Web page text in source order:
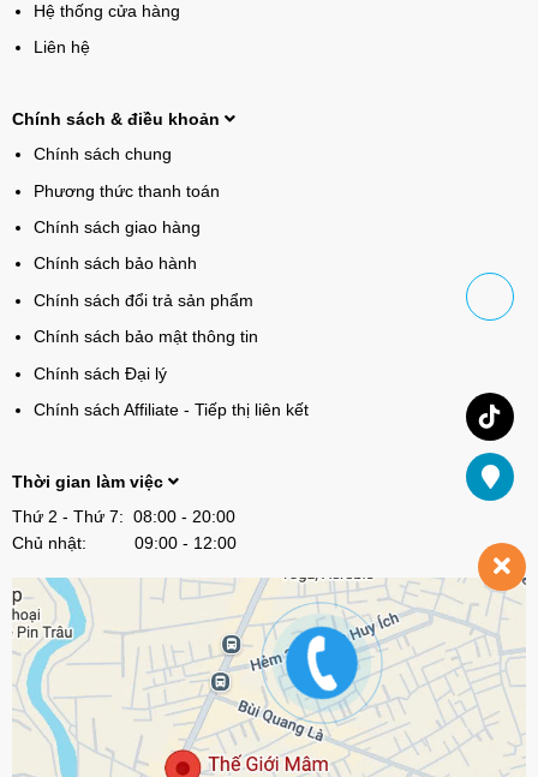
Hệ thống cửa hàng
Liên hệ
Chính sách & điều khoản
Chính sách chung
Phương thức thanh toán
Chính sách giao hàng
Chính sách bảo hành
Chính sách đổi trả sản phẩm
Chính sách bảo mật thông tin
Chính sách Đại lý
Chính sách Affiliate - Tiếp thị liên kết
Thời gian làm việc
Thứ 2 - Thứ 7: 08:00 - 20:00
Chủ nhật: 09:00 - 12:00